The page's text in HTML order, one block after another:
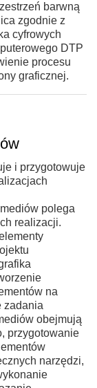
barwną
zgodnie z
cyfrowych
DTP
procesu
graficznej.
i przygotowuje
polega
realizacji.
na
zadania
obejmują
przygotowanie
narzędzi,